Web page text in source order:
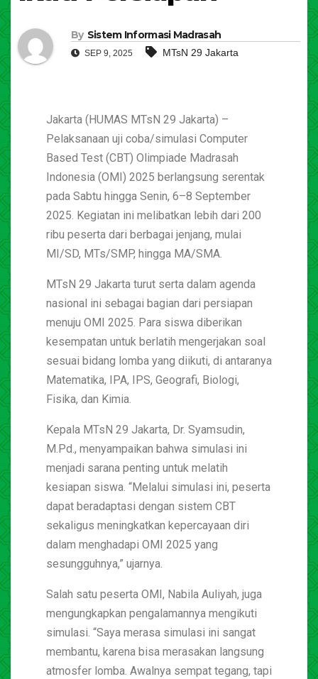
By Sistem Informasi Madrasah
SEP 9, 2025 MTsN 29 Jakarta
Jakarta (HUMAS MTsN 29 Jakarta) –
Pelaksanaan uji coba/simulasi Computer
Based Test (CBT) Olimpiade Madrasah
Indonesia (OMI) 2025 berlangsung serentak
pada Sabtu hingga Senin, 6–8 September
2025. Kegiatan ini melibatkan lebih dari 200
ribu peserta dari berbagai jenjang, mulai
MI/SD, MTs/SMP, hingga MA/SMA.
MTsN 29 Jakarta turut serta dalam agenda
nasional ini sebagai bagian dari persiapan
menuju OMI 2025. Para siswa diberikan
kesempatan untuk berlatih mengerjakan soal
sesuai bidang lomba yang diikuti, di antaranya
Matematika, IPA, IPS, Geografi, Biologi,
Fisika, dan Kimia.
Kepala MTsN 29 Jakarta, Dr. Syamsudin,
M.Pd., menyampaikan bahwa simulasi ini
menjadi sarana penting untuk melatih
kesiapan siswa. “Melalui simulasi ini, peserta
dapat beradaptasi dengan sistem CBT
sekaligus meningkatkan kepercayaan diri
dalam menghadapi OMI 2025 yang
sesungguhnya,” ujarnya.
Salah satu peserta OMI, Nabila Auliyah, juga
mengungkapkan pengalamannya mengikuti
simulasi. “Saya merasa simulasi ini sangat
membantu, karena bisa merasakan langsung
atmosfer lomba. Awalnya sempat tegang, tapi